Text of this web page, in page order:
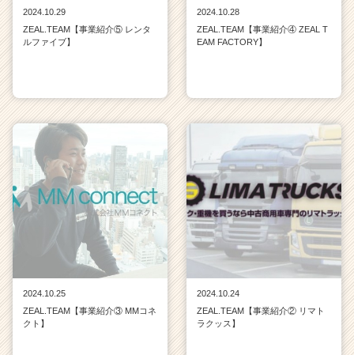
2024.10.29
ZEAL.TEAM【事業紹介⑤ レンタ
ルファイブ】
2024.10.28
ZEAL.TEAM【事業紹介④ ZEAL T
EAM FACTORY】
2024.10.25
ZEAL.TEAM【事業紹介③ MMコネ
クト】
2024.10.24
ZEAL.TEAM【事業紹介② リマト
ラクッス】